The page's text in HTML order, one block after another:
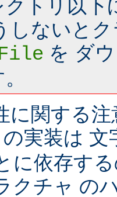
クトリ以下
しないと
を ダ
に関する
の実装は 文
に依存す
クチャ の